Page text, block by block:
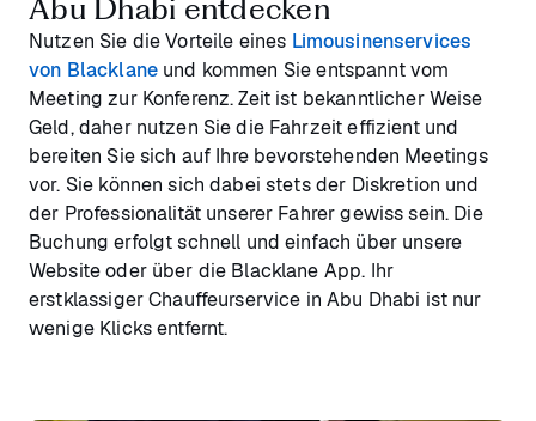
Abu Dhabi entdecken
Nutzen Sie die Vorteile eines Limousinenservices
von Blacklaneund kommen Sie entspannt vom
Meeting zur Konferenz. Zeit ist bekanntlicher Weise
Geld, daher nutzen Sie die Fahrzeit effizient und
bereiten Sie sich auf Ihre bevorstehenden Meetings
vor. Sie können sich dabei stets der Diskretion und
der Professionalität unserer Fahrer gewiss sein. Die
Buchung erfolgt schnell und einfach über unsere
Website oder über die Blacklane App. Ihr
erstklassiger Chauffeurservice in Abu Dhabi ist nur
wenige Klicks entfernt.